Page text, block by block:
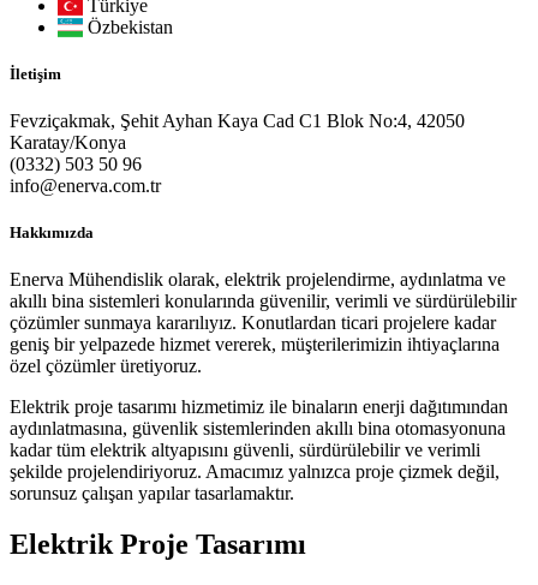
Türkiye
Özbekistan
İletişim
Fevziçakmak, Şehit Ayhan Kaya Cad C1 Blok No:4, 42050
Karatay/Konya
(0332) 503 50 96
info@enerva.com.tr
Hakkımızda
Enerva Mühendislik olarak, elektrik projelendirme, aydınlatma ve
akıllı bina sistemleri konularında güvenilir, verimli ve sürdürülebilir
çözümler sunmaya kararılıyız. Konutlardan ticari projelere kadar
geniş bir yelpazede hizmet vererek, müşterilerimizin ihtiyaçlarına
özel çözümler üretiyoruz.
Elektrik proje tasarımı hizmetimiz ile binaların enerji dağıtımından
aydınlatmasına, güvenlik sistemlerinden akıllı bina otomasyonuna
kadar tüm elektrik altyapısını güvenli, sürdürülebilir ve verimli
şekilde projelendiriyoruz. Amacımız yalnızca proje çizmek değil,
sorunsuz çalışan yapılar tasarlamaktır.
Elektrik Proje Tasarımı